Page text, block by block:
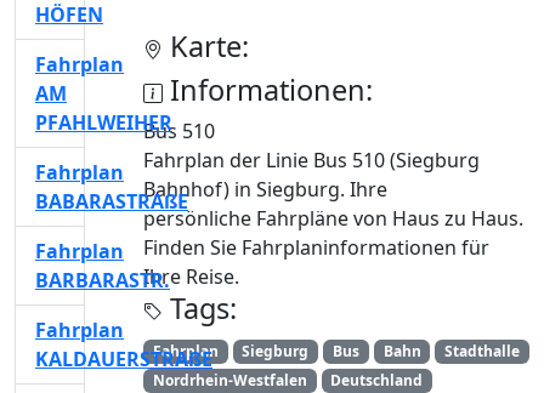
Karte:
Informationen:
Bus 510
Fahrplan der Linie Bus 510 (Siegburg
Bahnhof) in Siegburg. Ihre
persönliche Fahrpläne von Haus zu Haus.
Finden Sie Fahrplaninformationen für
Ihre Reise.
Tags:
Fahrplan Siegburg Bus Bahn
Stadthalle
Nordrhein-Westfalen
Deutschland
HÖFEN
Fahrplan
AM
PFAHLWEIHER
Fahrplan
BABARASTRAßE
Fahrplan
BARBARASTR.
Fahrplan
KALDAUERSTRAßE